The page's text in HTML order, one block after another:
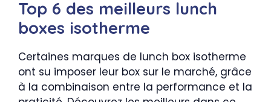
Top 6 des meilleurs lunch
boxes isotherme
Certaines marques de lunch box isotherme
ont su imposer leur box sur le marché, grâce
à la combinaison entre la performance et la